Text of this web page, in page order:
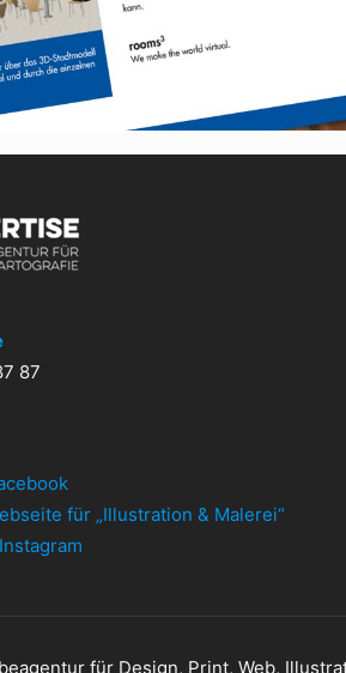
87
für „Illustration & Malerei“
für Design, Print, Web,